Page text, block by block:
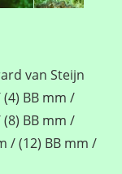
van Steijn
BB mm /
BB mm /
/ (12) BB mm /